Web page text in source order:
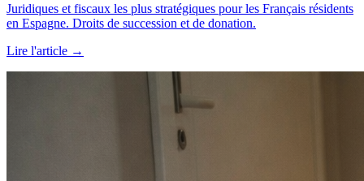
Juridiques et fiscaux les plus stratégiques pour les Français résidents
en Espagne. Droits de succession et de donation.
Lire l'article →